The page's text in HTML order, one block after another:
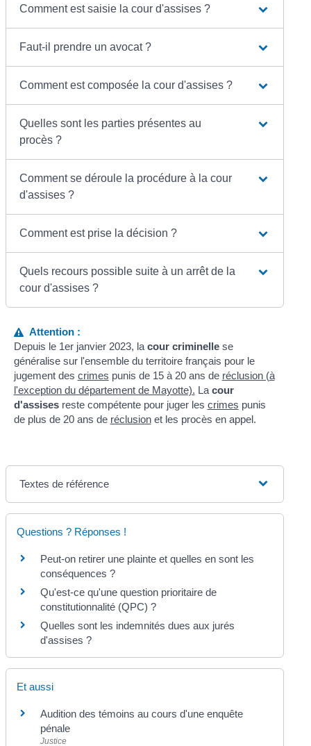
Comment est saisie la cour d'assises ?
Faut-il prendre un avocat ?
Comment est composée la cour d'assises ?
Quelles sont les parties présentes au
procès ?
Comment se déroule la procédure à la cour
d'assises ?
Comment est prise la décision ?
Quels recours possible suite à un arrêt de la
cour d'assises ?
Attention :
Depuis le 1erjanvier 2023, la cour criminellese
généralise sur l'ensemble du territoire français pour le
jugement des crimes punis de 15 à 20 ans de réclusion (à
l'exception du département de Mayotte). La cour
d'assisesreste compétente pour juger les crimes punis
de plus de 20 ans de réclusionet les procès en appel.
Textes de référence
Questions ? Réponses !
Peut-on retirer une plainte et quelles en sont les
conséquences ?
Qu'est-ce qu'une question prioritaire de
constitutionnalité (QPC) ?
Quelles sont les indemnités dues aux jurés
d'assises ?
Et aussi
Audition des témoins au cours d'une enquête
pénale
Justice